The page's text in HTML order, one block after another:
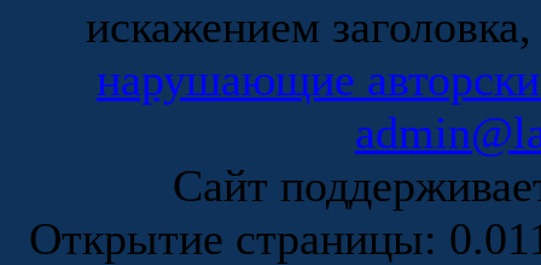
искажением
нарушающие
Сайт
Открытие страницы: